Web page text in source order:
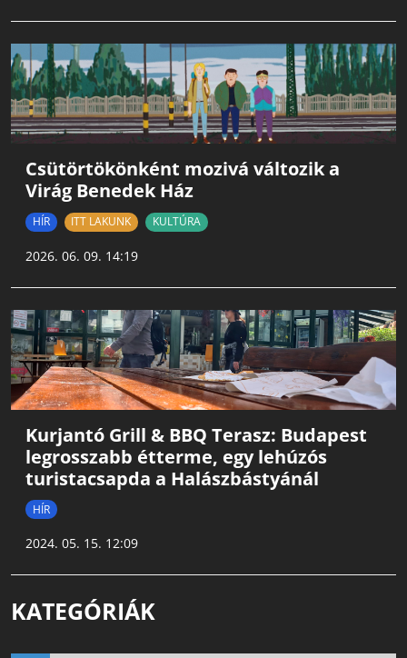
Csütörtökönként mozivá változik a
Virág Benedek Ház
HÍR ITT LAKUNK KULTÚRA
2026. 06. 09. 14:19
Kurjantó Grill & BBQ Terasz: Budapest
legrosszabb étterme, egy lehúzós
turistacsapda a Halászbástyánál
HÍR
2024. 05. 15. 12:09
KATEGÓRIÁK